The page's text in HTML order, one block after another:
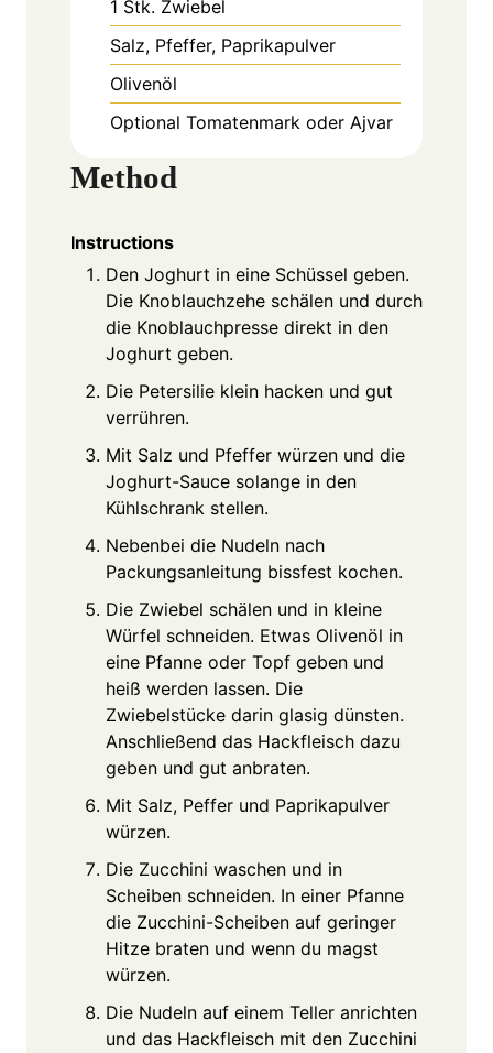
1 Stk. Zwiebel
Salz, Pfeffer, Paprikapulver
Olivenöl
Optional Tomatenmark oder Ajvar
Method
Instructions
Den Joghurt in eine Schüssel geben.
Die Knoblauchzehe schälen und durch
die Knoblauchpresse direkt in den
Joghurt geben.
Die Petersilie klein hacken und gut
verrühren.
Mit Salz und Pfeffer würzen und die
Joghurt-Sauce solange in den
Kühlschrank stellen.
Nebenbei die Nudeln nach
Packungsanleitung bissfest kochen.
Die Zwiebel schälen und in kleine
Würfel schneiden. Etwas Olivenöl in
eine Pfanne oder Topf geben und
heiß werden lassen. Die
Zwiebelstücke darin glasig dünsten.
Anschließend das Hackfleisch dazu
geben und gut anbraten.
Mit Salz, Peffer und Paprikapulver
würzen.
Die Zucchini waschen und in
Scheiben schneiden. In einer Pfanne
die Zucchini-Scheiben auf geringer
Hitze braten und wenn du magst
würzen.
Die Nudeln auf einem Teller anrichten
und das Hackfleisch mit den Zucchini